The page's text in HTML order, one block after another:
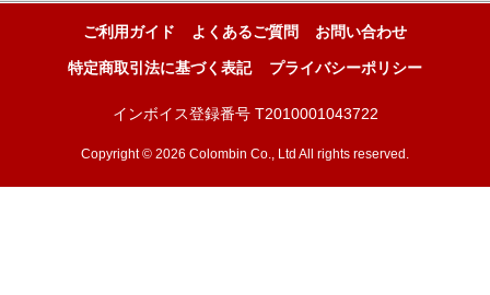
ご利用ガイド よくあるご質問 お問い合わせ
特定商取引法に基づく表記 プライバシーポリシー
インボイス登録番号 T2010001043722
Copyright © 2026 Colombin Co., Ltd All rights reserved.